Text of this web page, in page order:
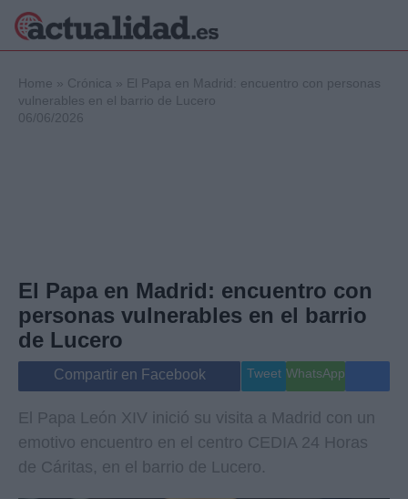
Internacional
Viajes
Gente
Musica
Home » Crónica » El Papa en Madrid: encuentro con personas
vulnerables en el barrio de Lucero
06/06/2026
El Papa en Madrid: encuentro con
personas vulnerables en el barrio
de Lucero
Compartir en Facebook Tweet WhatsApp
El Papa León XIV inició su visita a Madrid con un
emotivo encuentro en el centro CEDIA 24 Horas
de Cáritas, en el barrio de Lucero.